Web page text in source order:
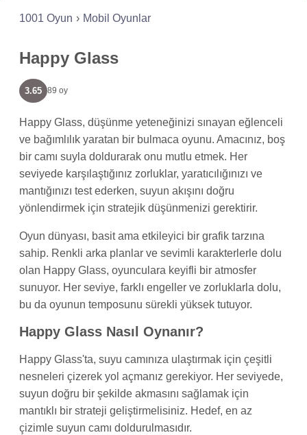
1001 Oyun Mobil Oyunlar
Happy Glass
3.65 89 oy
Happy Glass, düşünme yeteneğinizi sınayan eğlenceli
ve bağımlılık yaratan bir bulmaca oyunu. Amacınız, boş
bir camı suyla doldurarak onu mutlu etmek. Her
seviyede karşılaştığınız zorluklar, yaratıcılığınızı ve
mantığınızı test ederken, suyun akışını doğru
yönlendirmek için stratejik düşünmenizi gerektirir.
Oyun dünyası, basit ama etkileyici bir grafik tarzına
sahip. Renkli arka planlar ve sevimli karakterlerle dolu
olan Happy Glass, oyunculara keyifli bir atmosfer
sunuyor. Her seviye, farklı engeller ve zorluklarla dolu,
bu da oyunun temposunu sürekli yüksek tutuyor.
Happy Glass Nasıl Oynanır?
Happy Glass'ta, suyu camınıza ulaştırmak için çeşitli
nesneleri çizerek yol açmanız gerekiyor. Her seviyede,
suyun doğru bir şekilde akmasını sağlamak için
mantıklı bir strateji geliştirmelisiniz. Hedef, en az
çizimle suyun camı doldurulmasıdır.